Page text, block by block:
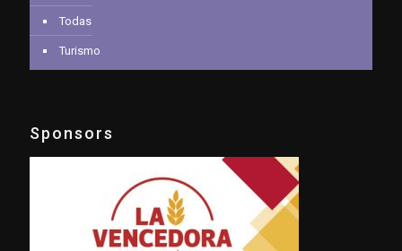
Todas
Turismo
Sponsors